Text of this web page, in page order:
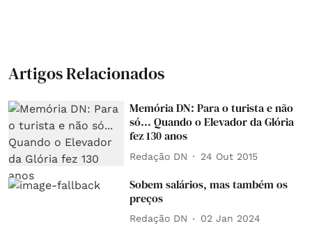
Artigos Relacionados
Memória DN: Para o turista e não
só... Quando o Elevador da Glória
fez 130 anos
Redação DN 24 Out 2015
Sobem salários, mas também os
preços
Redação DN 02 Jan 2024